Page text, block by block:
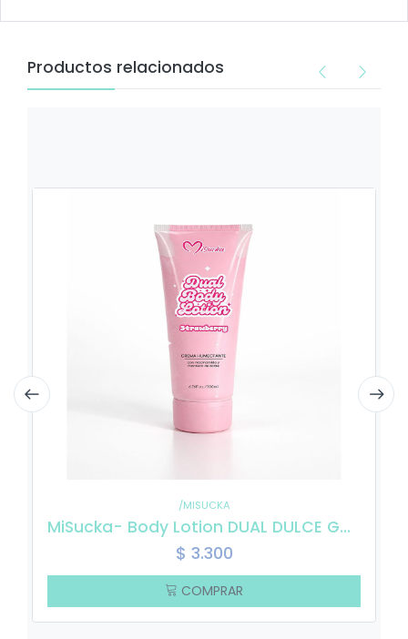
Productos relacionados
/MISUCKA
MiSucka- Body Lotion DUAL DULCE GUAYABA
$ 3.300
COMPRAR